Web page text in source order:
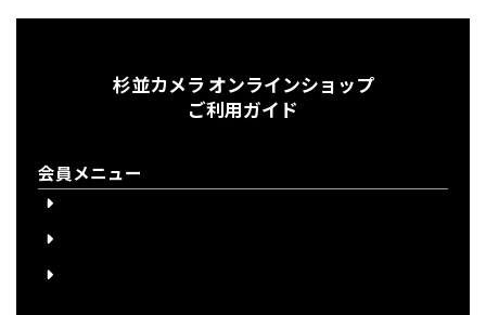
杉並カメラ オンラインショップ
ご利用ガイド
会員メニュー